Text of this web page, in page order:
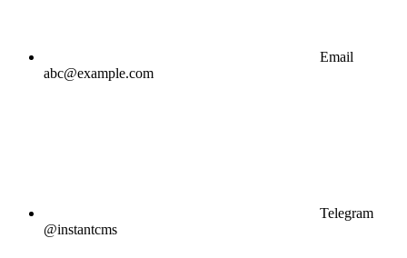
Email
abc@example.com
Telegram
@instantcms